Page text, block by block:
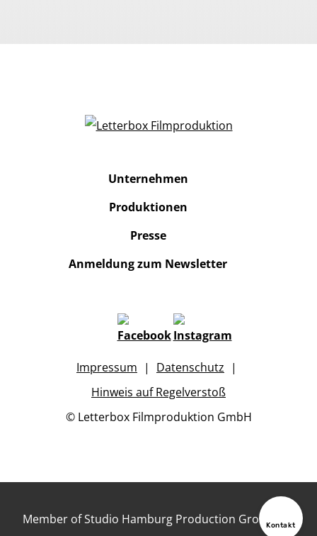
Unternehmen
Produktionen
Presse
Anmeldung zum Newsletter
Impressum
Datenschutz
Hinweis auf Regelverstoß
© Letterbox Filmproduktion GmbH
Member of Studio Hamburg Production GroupKontakt